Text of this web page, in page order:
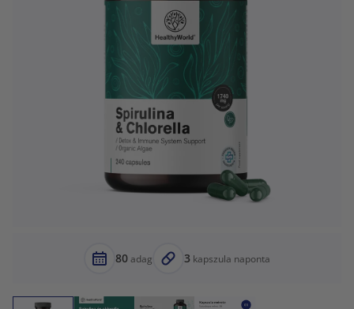
80adag 3 kapszula naponta